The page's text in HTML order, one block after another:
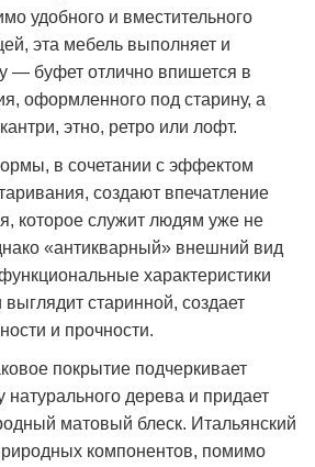
удобного и вместительного
эта мебель выполняет и
— буфет отлично впишется в
оформленного под старину, а
этно, ретро или лофт.
в сочетании с эффектом
создают впечатление
которое служит людям уже не
«антикварный» внешний вид
характеристики
старинной, создает
и прочности.
покрытие подчеркивает
натурального дерева и придает
матовый блеск. Итальянский
компонентов, помимо